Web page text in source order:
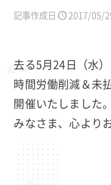
記事作成日 2017/05/
去る5月24日（水
時間労働削減＆未
開催いたしました
みなさま、心より